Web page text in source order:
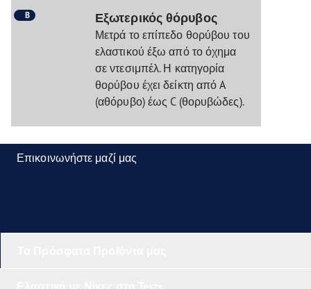
B Εξωτερικός θόρυβος
Μετρά το επίπεδο θορύβου του
ελαστικού έξω από το όχημα
σε ντεσιμπέλ. Η κατηγορία
θορύβου έχει δείκτη από A
(αθόρυβο) έως C (θορυβώδες).
Επικοινωνήστε μαζί μας